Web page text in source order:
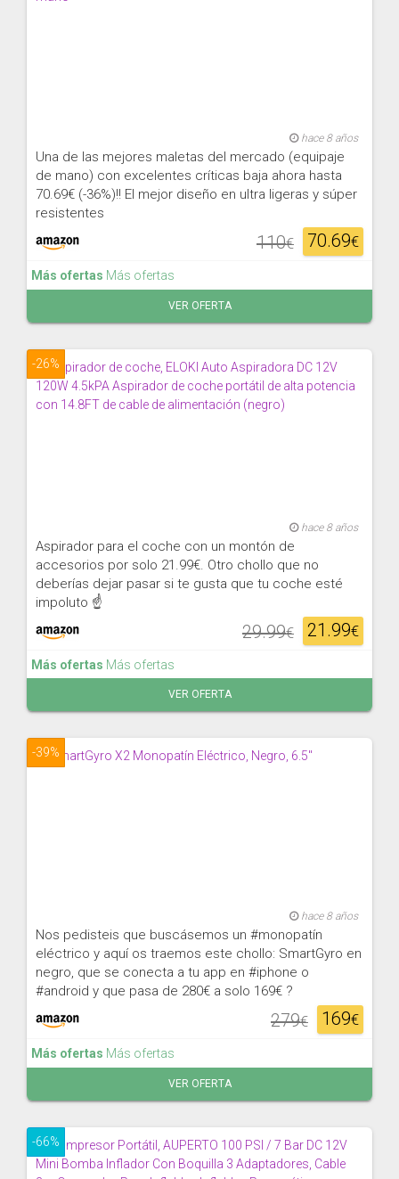
hace 8 años
Una de las mejores maletas del mercado (equipaje
de mano) con excelentes críticas baja ahora hasta
70.69€ (-36%)!! El mejor diseño en ultra ligeras y súper
resistentes
70.69€
110€
Más ofertas Más ofertas
VER OFERTA
-26%
hace 8 años
Aspirador para el coche con un montón de
accesorios por solo 21.99€. Otro chollo que no
deberías dejar pasar si te gusta que tu coche esté
impoluto ☝
21.99€
29.99€
Más ofertas Más ofertas
VER OFERTA
-39%
hace 8 años
Nos pedisteis que buscásemos un #monopatín
eléctrico y aquí os traemos este chollo: SmartGyro en
negro, que se conecta a tu app en #iphone o
#android y que pasa de 280€ a solo 169€ ?
169€
279€
Más ofertas Más ofertas
VER OFERTA
-66%